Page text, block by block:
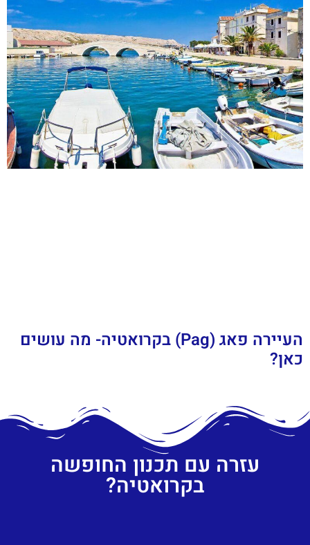
העיירה פאג (Pag) בקרואטיה- מה עושים
כאן?
עזרה עם תכנון החופשה
בקרואטיה?